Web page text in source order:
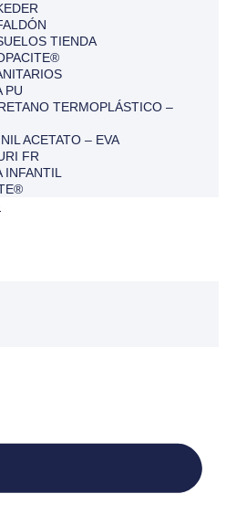
TIENDA
PU
TERMOPLÁSTICO –
ACETATO – EVA
FR
INFANTIL